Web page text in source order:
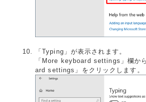
「Typing」が表示されます。
「More keyboard settings」欄か
ard settings」をクリックします。